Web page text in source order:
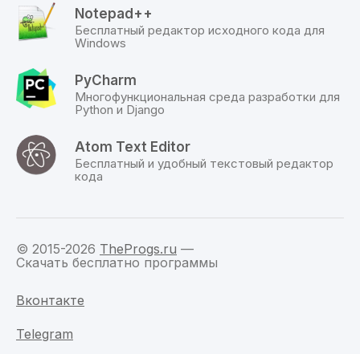
официального
сайта
по
Notepad++
Бесплатный редактор исходного кода для
Windows
PyCharm
Многофункциональная среда разработки для
Python и Django
Atom Text Editor
Бесплатный и удобный текстовый редактор
кода
© 2015-2026 TheProgs.ru —
Скачать бесплатно программы
Вконтакте
Telegram